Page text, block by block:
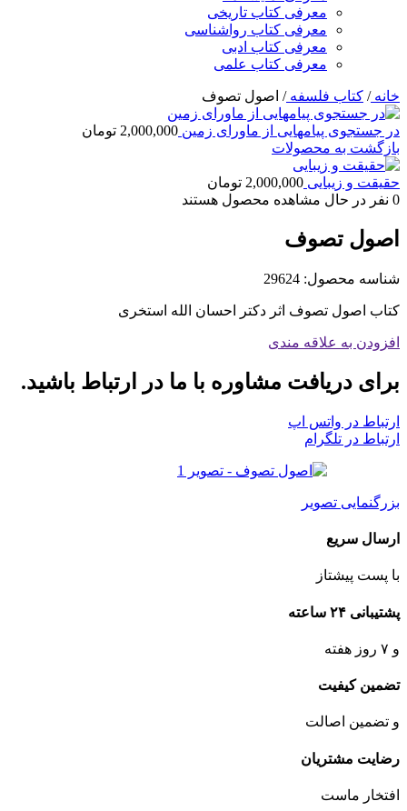
معرفی کتاب تاریخی
معرفی کتاب رواشناسی
معرفی کتاب ادبی
معرفی کتاب علمی
خانه/ کتاب فلسفه/ اصول تصوف
در جستجوی پیامهایی از ماورای زمین 2,000,000 تومان
بازگشت به محصولات
حقیقت و زیبایی 2,000,000 تومان
0 نفر در حال مشاهده محصول هستند
اصول تصوف
شناسه محصول: 29624
کتاب اصول تصوف اثر دکتر احسان الله استخری
افزودن به علاقه مندی
برای دریافت مشاوره با ما در ارتباط باشید.
ارتباط در واتس اپ
ارتباط در تلگرام
بزرگنمایی تصویر
ارسال سریع
با پست پیشتاز
پشتیبانی ۲۴ ساعته
و ۷ روز هفته
تضمین کیفیت
و تضمین اصالت
رضایت مشتریان
افتخار ماست